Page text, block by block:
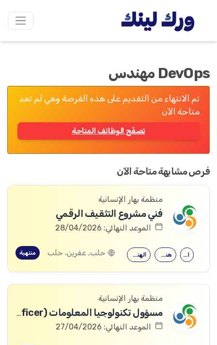
DevOps مهندس
تم الانتهاء من التقديم على هذه الفرصة وهي لم تعد
متاحة الآن
تصفّح الوظائف المتاحة
فرص مشابهة متاحة الآن
منظمة بهار الإنسانية
فني مشروع التثقيف الرقمي
الموعد النهائي: 28/04/2026
الهندسة المعلوماتية هندسة الحواسيب الإعلام حلب, عفرين، حلب منتهية
منظمة بهار الإنسانية
مسؤول تكنولوجيا المعلومات (IT Officer)
الموعد النهائي: 27/04/2026